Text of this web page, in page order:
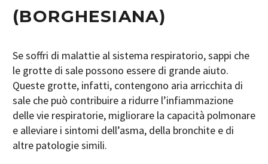
(BORGHESIANA)
Se soffri di malattie al sistema respiratorio, sappi che
le grotte di sale possono essere di grande aiuto.
Queste grotte, infatti, contengono aria arricchita di
sale che può contribuire a ridurre l’infiammazione
delle vie respiratorie, migliorare la capacità polmonare
e alleviare i sintomi dell’asma, della bronchite e di
altre patologie simili.